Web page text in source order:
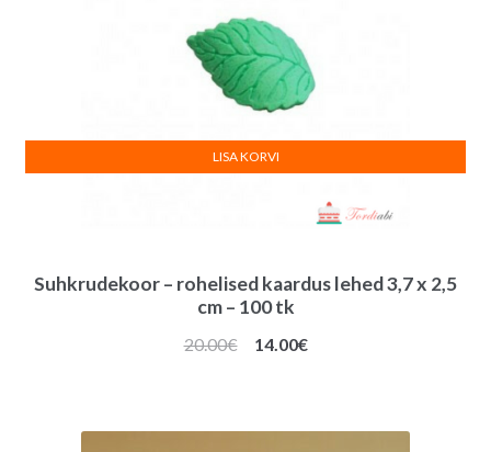
Suhkrudekoor – rohelised kaardus lehed 3,7 x 2,5
cm – 100 tk
20.00€
Algne
14.00€Praegune
LISA KORVI